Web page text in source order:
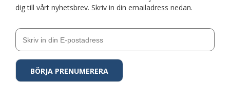
dig till vårt nyhetsbrev. Skriv in din emailadress nedan.